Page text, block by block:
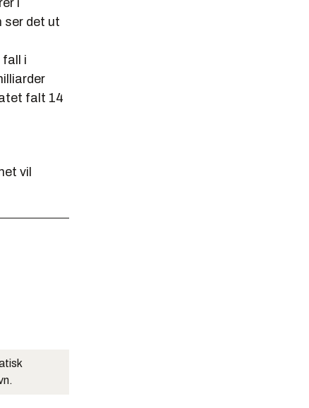
i
ser det ut
fall i
falt 14
vil